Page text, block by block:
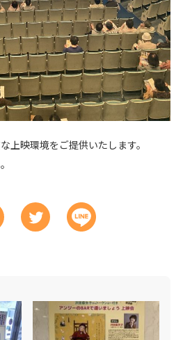
上映環境をご提供いたします。